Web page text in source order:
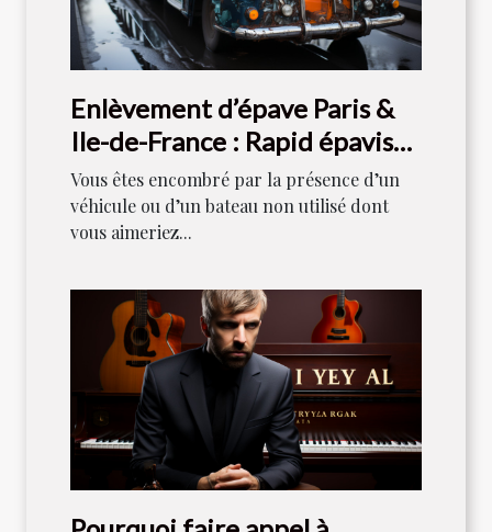
Enlèvement d’épave Paris &
Ile-de-France : Rapid épaviste
est votre référence
Vous êtes encombré par la présence d’un
véhicule ou d’un bateau non utilisé dont
vous aimeriez...